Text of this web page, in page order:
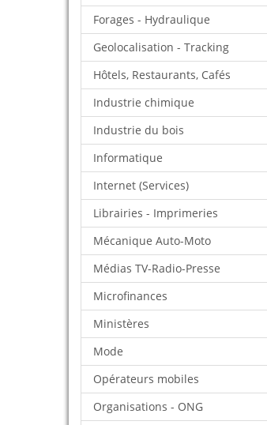
Forages - Hydraulique
Geolocalisation - Tracking
Hôtels, Restaurants, Cafés
Industrie chimique
Industrie du bois
Informatique
Internet (Services)
Librairies - Imprimeries
Mécanique Auto-Moto
Médias TV-Radio-Presse
Microfinances
Ministères
Mode
Opérateurs mobiles
Organisations - ONG